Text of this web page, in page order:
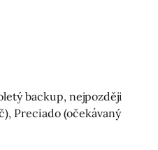
backup, nejpozději
Preciado (očekávaný